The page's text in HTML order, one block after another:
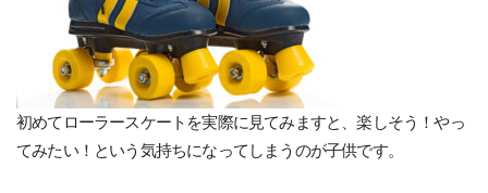
初めてローラースケートを実際に見てみますと、楽しそう！やっ
てみたい！という気持ちになってしまうのが子供です。